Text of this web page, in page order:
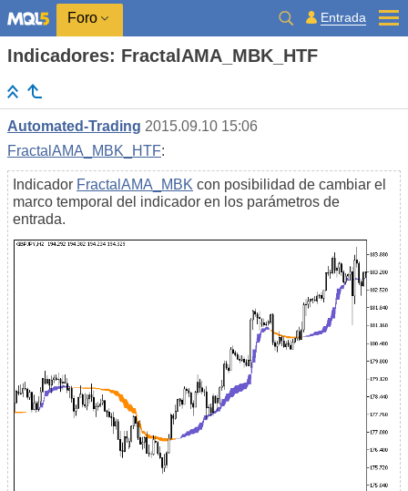
Foro Entrada
Indicadores: FractalAMA_MBK_HTF
Automated-Trading 2015.09.10 15:06
FractalAMA_MBK_HTF:
Indicador FractalAMA_MBK con posibilidad de cambiar el
marco temporal del indicador en los parámetros de
entrada.